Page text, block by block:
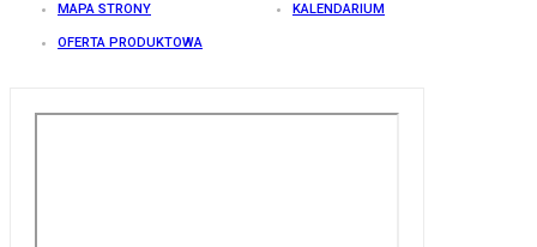
MAPA STRONY KALENDARIUM
OFERTA PRODUKTOWA